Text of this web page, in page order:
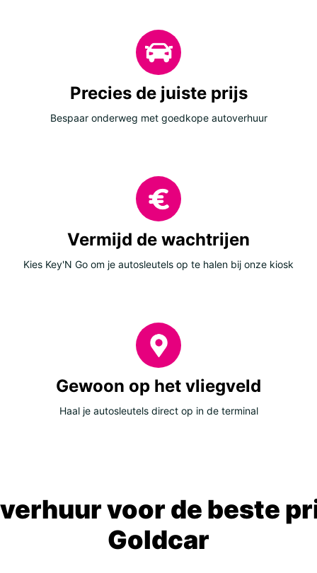
Precies de juiste prijs
Bespaar onderweg met goedkope autoverhuur
Vermijd de wachtrijen
Kies Key'N Go om je autosleutels op te halen bij onze kiosk
Gewoon op het vliegveld
Haal je autosleutels direct op in de terminal
voor de beste
Goldcar